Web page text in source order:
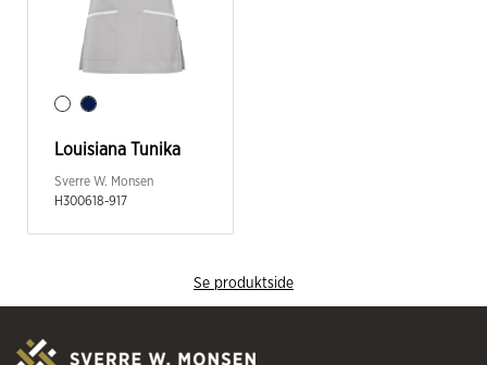
Louisiana Tunika
Sverre W. Monsen
H300618-917
Se produktside